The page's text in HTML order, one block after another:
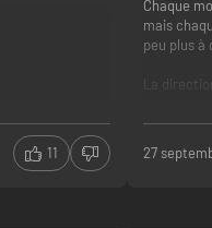
11
Chaque
mais
peu plus
La
en boucle
plongent,
27